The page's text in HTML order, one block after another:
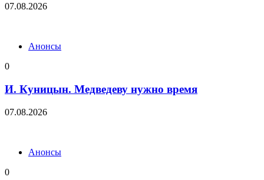
07.08.2026
Анонсы
0
И. Куницын. Медведеву нужно время
07.08.2026
Анонсы
0